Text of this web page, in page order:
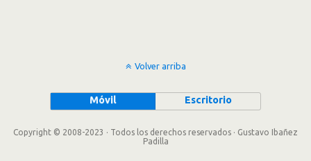
Volver arriba
Móvil Escritorio
Copyright © 2008-2023 · Todos los derechos reservados · Gustavo Ibañez
Padilla